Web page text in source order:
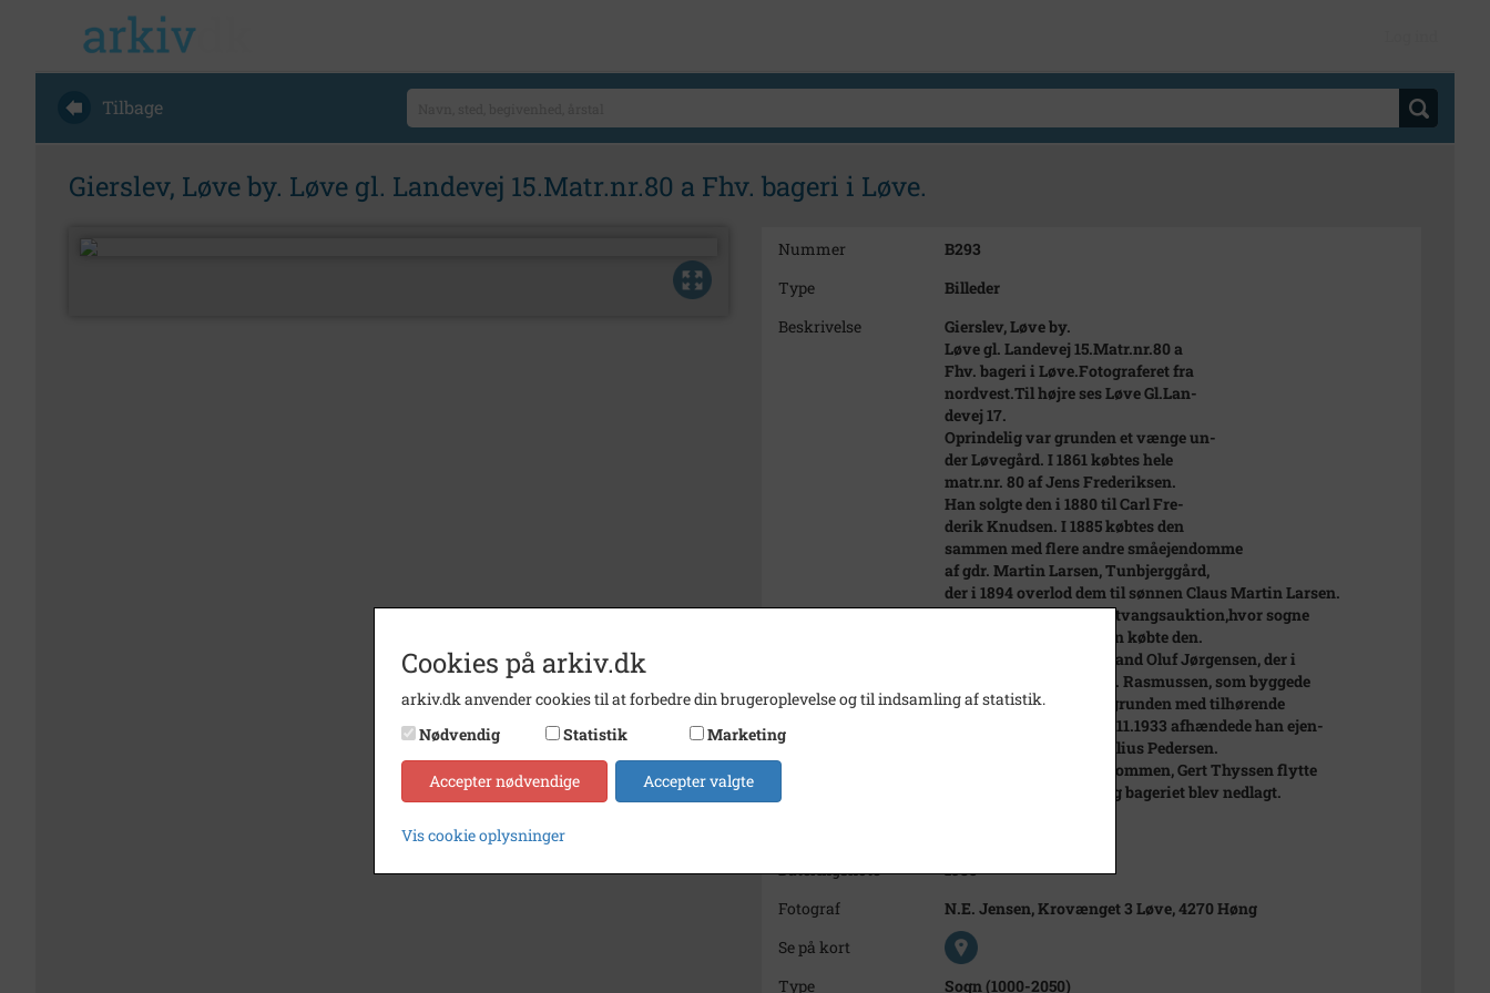
Tilbage
Gierslev, Løve by. Løve gl. Landevej 15.Matr.nr.80 a Fhv. bageri i Løve.
Nummer
B293
Type
Billeder
Beskrivelse
Gierslev, Løve by.
Løve gl. Landevej 15.Matr.nr.80 a
Fhv. bageri i Løve.Fotograferet fra
nordvest.Til højre ses Løve Gl.Lan-
devej 17.
Oprindelig var grunden et vænge un-
der Løvegård. I 1861 købtes hele
matr.nr. 80 af Jens Frederiksen.
Han solgte den i 1880 til Carl Fre-
derik Knudsen. I 1885 købtes den
sammen med flere andre småejendomme
af gdr. Martin Larsen, Tunbjerggård,
der i 1894 overlod dem til sønnen Claus Martin Larsen.
I 1899 måtte det hele på tvangsauktion,hvor sogne
foged Lars Peder Hansen købte den.
I 1911 købtes de af kromand Oluf Jørgensen, der i
1923 solgte til bager R.L. Rasmussen, som byggede
det nuværende hus på grunden med tilhørende
bageri.Ved Skøde af 02.11.1933 afhændede han ejen-
dommen til Frederik Julius Pedersen.
Den sidste bager i ejendommen, Gert Thyssen flytte
de i 1970èrne til Høng og bageriet blev nedlagt.
Dateringsnote
1985
Fotograf
N.E. Jensen, Krovænget 3 Løve, 4270 Høng
Se på kort
Type
Sogn (1000-2050)
Cookies på arkiv.dk
arkiv.dk anvender cookies til at forbedre din brugeroplevelse og til indsamling af statistik.
Nødvendig
Statistik Marketing
Accepter nødvendige Accepter valgte
Vis cookie oplysninger